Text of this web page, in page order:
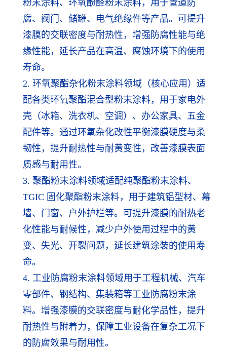
粉末涂料、环氧酚醛粉末涂料，用于管道防
腐、阀门、储罐、电气绝缘件等产品。可提升
漆膜的交联密度与耐热性，增强防腐性能与绝
缘性能，延长产品在高温、腐蚀环境下的使用
寿命。
2. 环氧聚酯杂化粉末涂料领域（核心应用）适
配各类环氧聚酯混合型粉末涂料，用于家电外
壳（冰箱、洗衣机、空调）、办公家具、五金
配件等。通过环氧杂化改性平衡漆膜硬度与柔
韧性，提升耐热性与耐黄变性，改善漆膜表面
质感与耐用性。
3. 聚酯粉末涂料领域适配纯聚酯粉末涂料、
TGIC 固化聚酯粉末涂料，用于建筑铝型材、幕
墙、门窗、户外护栏等。可提升漆膜的耐热老
化性能与耐候性，减少户外使用过程中的黄
变、失光、开裂问题，延长建筑涂装的使用寿
命。
4. 工业防腐粉末涂料领域用于工程机械、汽车
零部件、钢结构、集装箱等工业防腐粉末涂
料。增强漆膜的交联密度与耐化学品性，提升
耐热性与附着力，保障工业设备在复杂工况下
的防腐效果与耐用性。